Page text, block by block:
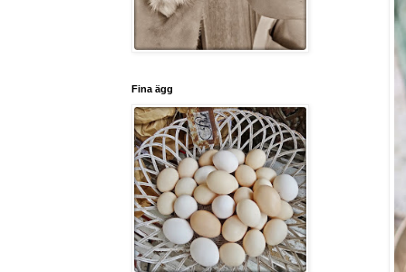
Fina ägg